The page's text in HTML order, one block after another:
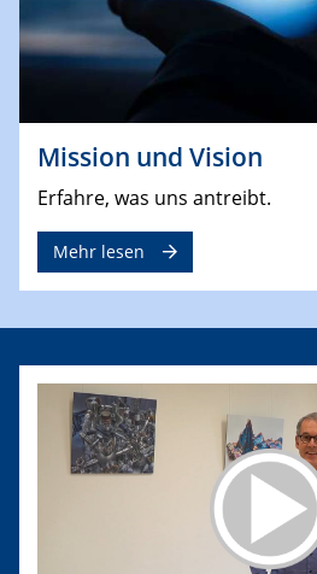
Mission und Vision
Erfahre, was uns antreibt.
Mehr lesen